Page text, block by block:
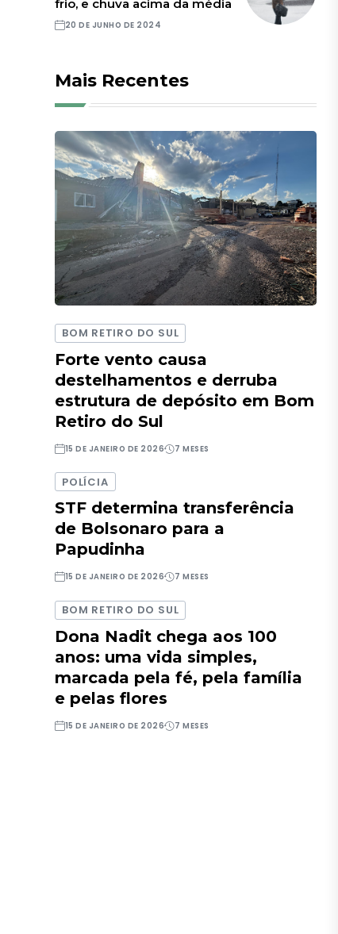
frio, e chuva acima da média
20 DE JUNHO DE 2024
Mais Recentes
BOM RETIRO DO SUL
Forte vento causa
destelhamentos e derruba
estrutura de depósito em Bom
Retiro do Sul
15 DE JANEIRO DE 2026 7 MESES
POLÍCIA
STF determina transferência
de Bolsonaro para a
Papudinha
15 DE JANEIRO DE 2026 7 MESES
BOM RETIRO DO SUL
Dona Nadit chega aos 100
anos: uma vida simples,
marcada pela fé, pela família
e pelas flores
15 DE JANEIRO DE 2026 7 MESES